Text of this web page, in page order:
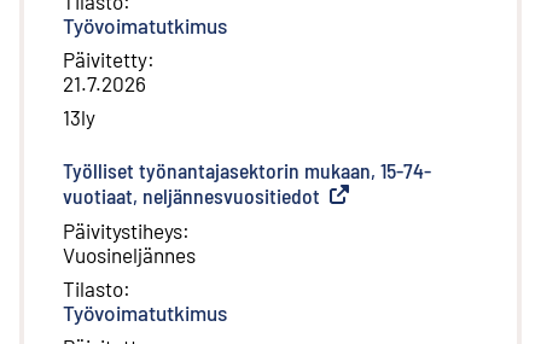
Työvoimatutkimus
Päivitetty:
21.7.2026
13ly
Työlliset työnantajasektorin mukaan, 15-74-
vuotiaat, neljännesvuositiedot Ulkoinen linkki
Päivitystiheys:
Vuosineljännes
Tilasto:
Työvoimatutkimus